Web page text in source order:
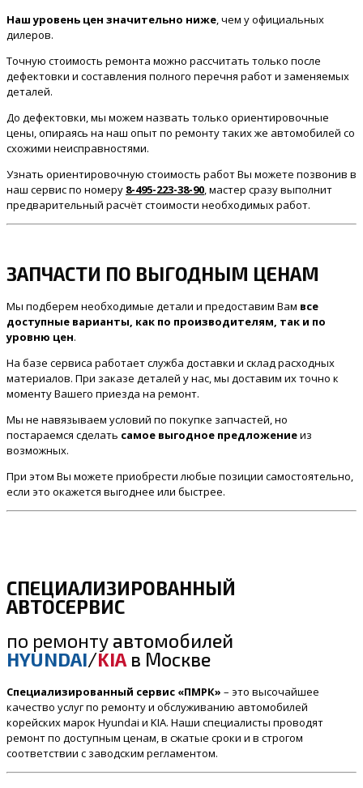
Наш уровень цен значительно ниже , чем у официальных
дилеров.
Точную стоимость ремонта можно рассчитать только после
дефектовки и составления полного перечня работ и заменяемых
деталей.
До дефектовки, мы можем назвать только ориентировочные
цены, опираясь на наш опыт по ремонту таких же автомобилей со
схожими неисправностями.
Узнать ориентировочную стоимость работ Вы можете позвонив в
наш сервис по номеру 8-495-223-38-90 , мастер сразу выполнит
предварительный расчёт стоимости необходимых работ.
ЗАПЧАСТИ ПО ВЫГОДНЫМ ЦЕНАМ
Мы подберем необходимые детали и предоставим Вам все
доступные варианты, как по производителям, так и по
уровню цен.
На базе сервиса работает служба доставки и склад расходных
материалов. При заказе деталей у нас, мы доставим их точно к
моменту Вашего приезда на ремонт.
Мы не навязываем условий по покупке запчастей, но
постараемся сделать самое выгодное предложениеиз
возможных.
При этом Вы можете приобрести любые позиции самостоятельно,
если это окажется выгоднее или быстрее.
СПЕЦИАЛИЗИРОВАННЫЙ
АВТОСЕРВИС
по ремонту автомобилей
HYUNDAI/KIA в Москве
Специализированный сервис «ПМРК» – это высочайшее
качество услуг по ремонту и обслуживанию автомобилей
корейских марок Hyundai и KIA. Наши специалисты проводят
ремонт по доступным ценам, в сжатые сроки и в строгом
соответствии с заводским регламентом.